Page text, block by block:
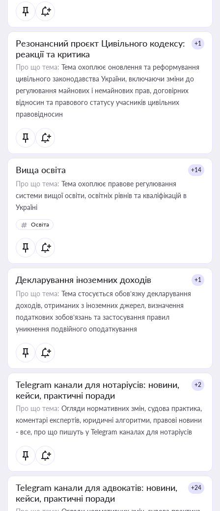
Резонансний проєкт Цивільного кодексу:
реакції та критика
+1
Про що тема: Тема охоплює оновлення та реформування
цивільного законодавства України, включаючи зміни до
регулювання майнових і немайнових прав, договірних
відносин та правового статусу учасників цивільних
правовідносин
Вища освіта +14
Про що тема: Тема охоплює правове регулювання
системи вищої освіти, освітніх рівнів та кваліфікацій в
Україні
Освіта
Декларування іноземних доходів +1
Про що тема: Тема стосується обов’язку декларування
доходів, отриманих з іноземних джерел, визначення
податкових зобов’язань та застосування правил
уникнення подвійного оподаткування
Telegram канали для нотаріусів: новини,
кейси, практичні поради
+2
Про що тема: Огляди нормативних змін, судова практика,
коментарі експертів, юридичні алгоритми, правові новини
- все, про що пишуть у Telegram каналах для нотаріусів
Telegram канали для адвокатів: новини,
кейси, практичні поради
+24